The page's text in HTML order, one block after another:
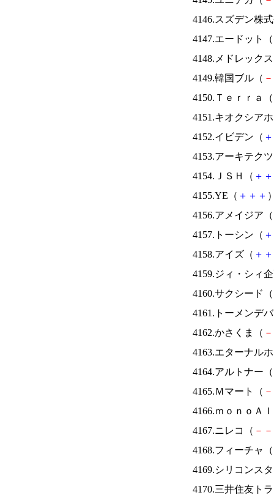
4146.スズデン株
4147.エードット（
4148.メドレック
4149.韓国ブル（ －
4150.Ｔｅｒｒａ（
4151.キオクシア
4152.イビデン（ ＋
4153.アーキテク
4154.ＪＳＨ（ ＋ ＋
4155.YE（ ＋ ＋ ＋
4156.アメイジア（
4157.トーシン（ ＋
4158.アイズ（ ＋ ＋
4159.ジィ・シィ
4160.サクシード（
4161.トーメンデ
4162.かさくま（ －
4163.エターナル
4164.アルトナー（
4165.Ｍマート（ －
4166.ｍｏｎｏＡ
4167.ニレコ（ － －
4168.フィーチャ（
4169.シリコンス
4170.三井住友ト